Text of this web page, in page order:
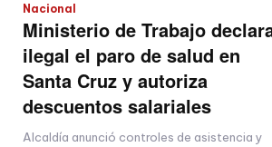
Nacional
Ministerio de Trabajo
ilegal el paro de salud en
Santa Cruz y autoriza
descuentos salariales
Alcaldía anunció controles de asistencia y